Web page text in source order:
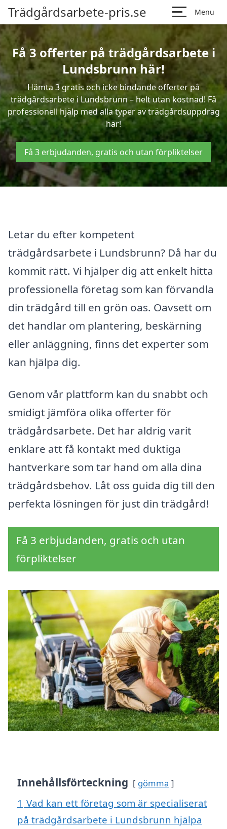
Trädgårdsarbete-pris.se Menu
Få 3 offerter på trädgårdsarbete i
Lundsbrunn här!
Hämta 3 gratis och icke bindande offerter på
trädgårdsarbete i Lundsbrunn – helt utan kostnad! Få
professionell hjälp med alla typer av trädgårdsuppdrag
här!
Få 3 erbjudanden, gratis och utan förpliktelser
Letar du efter kompetent
trädgårdsarbete i Lundsbrunn? Då har du
kommit rätt. Vi hjälper dig att enkelt hitta
professionella företag som kan förvandla
din trädgård till en grön oas. Oavsett om
det handlar om plantering, beskärning
eller anläggning, finns det experter som
kan hjälpa dig.
Genom vår plattform kan du snabbt och
smidigt jämföra olika offerter för
trädgårdsarbete. Det har aldrig varit
enklare att få kontakt med duktiga
hantverkare som tar hand om alla dina
trädgårdsbehov. Låt oss guida dig till den
perfekta lösningen för just din trädgård!
Få 3 erbjudanden, gratis och utan
förpliktelser
Innehållsförteckning gömma
1 Vad kan ett företag som är specialiserat
på trädgårdsarbete i Lundsbrunn hjälpa